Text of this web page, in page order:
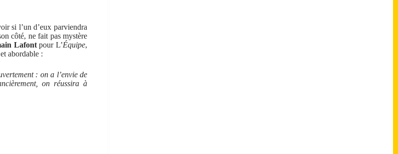
si l’un d’eux parviendra
côté, ne fait pas mystère
Lafontpour L’Équipe,
abordable :
: on a l’envie de
on réussira à